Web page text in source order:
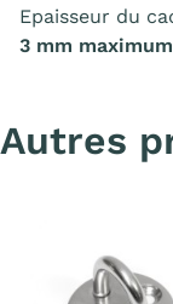
Epaisseur du
3 mm maximum
Autres